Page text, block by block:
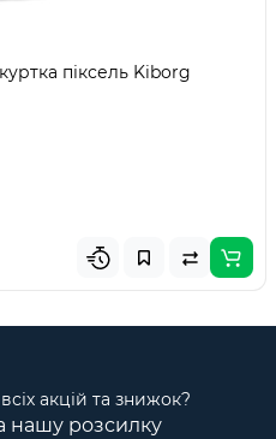
піксель Kiborg
акцій та знижок?
нашу розсилку